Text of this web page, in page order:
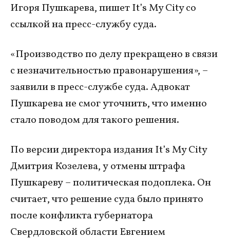
Игоря Пушкарева, пишет It’s My City со
ссылкой на пресс-службу суда.
«Производство по делу прекращено в связи
с незначительностью правонарушения», –
заявили в пресс-службе суда. Адвокат
Пушкарева не смог уточнить, что именно
стало поводом для такого решения.
По версии директора издания It’s My City
Дмитрия Козелева, у отмены штрафа
Пушкареву – политическая подоплека. Он
считает, что решение суда было принято
после конфликта губернатора
Свердловской области Евгением